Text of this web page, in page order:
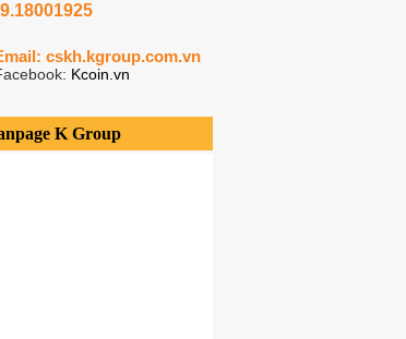
cskh.kgroup.com.vn
Kcoin.vn
K Group